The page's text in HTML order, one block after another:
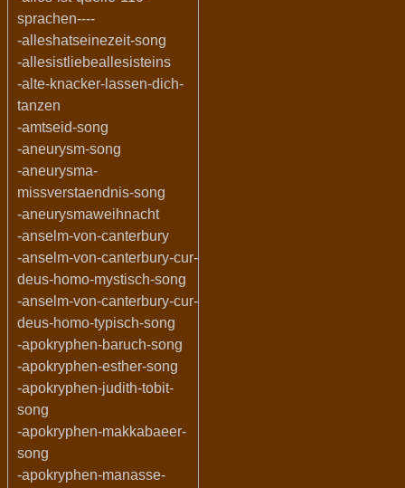
sprachen----
-alleshatseinezeit-song
-allesistliebeallesisteins
-alte-knacker-lassen-dich-
tanzen
-amtseid-song
-aneurysm-song
-aneurysma-
missverstaendnis-song
-aneurysmaweihnacht
-anselm-von-canterbury
-anselm-von-canterbury-cur-
deus-homo-mystisch-song
-anselm-von-canterbury-cur-
deus-homo-typisch-song
-apokryphen-baruch-song
-apokryphen-esther-song
-apokryphen-judith-tobit-
song
-apokryphen-makkabaeer-
song
-apokryphen-manasse-